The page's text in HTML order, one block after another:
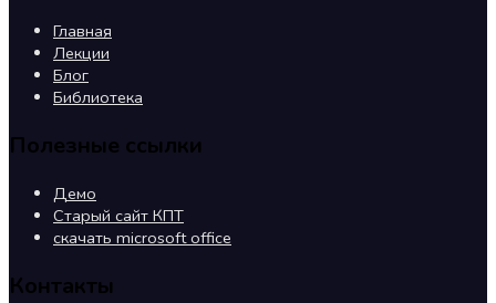
Главная
Лекции
Блог
Библиотека
Полезные ссылки
Демо
Старый сайт КПТ
скачать microsoft office
Контакты